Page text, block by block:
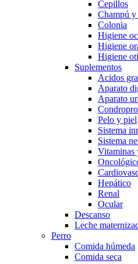
Cepillos
Champú y
Colonia
Higiene
Higiene
Higiene
Suplementos
Acidos
Aparato
Aparato
Pelo y piel
Sistema
Sistema
Vitaminas
Hepático
Renal
Ocular
Descanso
Leche
Perro
Comida húmeda
Comida seca